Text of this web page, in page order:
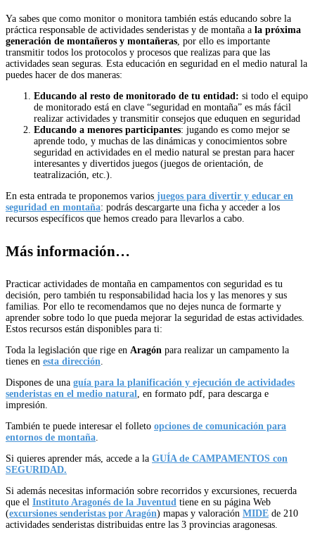
Ya sabes que como monitor o monitora también estás educando sobre la
práctica responsable de actividades senderistas y de montaña a la próxima
generación de montañeros y montañeras, por ello es importante
transmitir todos los protocolos y procesos que realizas para que las
actividades sean seguras. Esta educación en seguridad en el medio natural la
puedes hacer de dos maneras:
Educando al resto de monitorado de tu entidad: si todo el equipo
de monitorado está en clave “seguridad en montaña” es más fácil
realizar actividades y transmitir consejos que eduquen en seguridad
Educando a menores participantes: jugando es como mejor se
aprende todo, y muchas de las dinámicas y conocimientos sobre
seguridad en actividades en el medio natural se prestan para hacer
interesantes y divertidos juegos (juegos de orientación, de
teatralización, etc.).
En esta entrada te proponemos varios juegos para divertir y educar en
seguridad en montaña: podrás descargarte una ficha y acceder a los
recursos específicos que hemos creado para llevarlos a cabo.
Más información…
Practicar actividades de montaña en campamentos con seguridad es tu
decisión, pero también tu responsabilidad hacia los y las menores y sus
familias. Por ello te recomendamos que no dejes nunca de formarte y
aprender sobre todo lo que pueda mejorar la seguridad de estas actividades.
Estos recursos están disponibles para ti:
Toda la legislación que rige en Aragón para realizar un campamento la
tienes en esta dirección
Dispones de una guía para la planificación y ejecución de actividades
senderistas en el medio natural
, en formato pdf, para descarga e
impresión.
También te puede interesar el folleto opciones de comunicación para
entornos de montaña
Si quieres aprender más, accede a la GUÍA de CAMPAMENTOS con
SEGURIDAD.
Si además necesitas información sobre recorridos y excursiones, recuerda
que el Instituto Aragonés de la Juventud tiene en su página Web
(excursiones senderistas por Aragón) mapas y valoración MIDE de 210
actividades senderistas distribuidas entre las 3 provincias aragonesas.